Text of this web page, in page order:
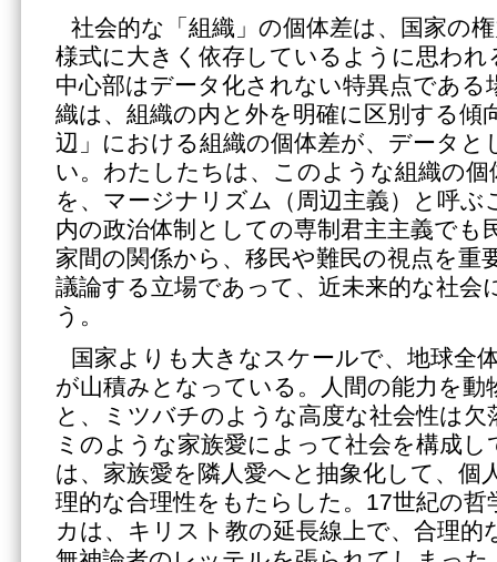
社会的な「組織」の個体差は、国家の
様式に大きく依存しているように思わ
中心部はデータ化されない特異点である
織は、組織の内と外を明確に区別する傾
辺」における組織の個体差が、データと
い。わたしたちは、このような組織の
を、マージナリズム（周辺主義）と呼ぶ
内の政治体制としての専制君主主義でも
家間の関係から、移民や難民の視点を重
議論する立場であって、近未来的な社会
う。
国家よりも大きなスケールで、地球全
が山積みとなっている。人間の能力を動
と、ミツバチのような高度な社会性は
ミのような家族愛によって社会を構成
は、家族愛を隣人愛へと抽象化して、個
理的な合理性をもたらした。17世紀の
カは、キリスト教の延長線上で、合理的